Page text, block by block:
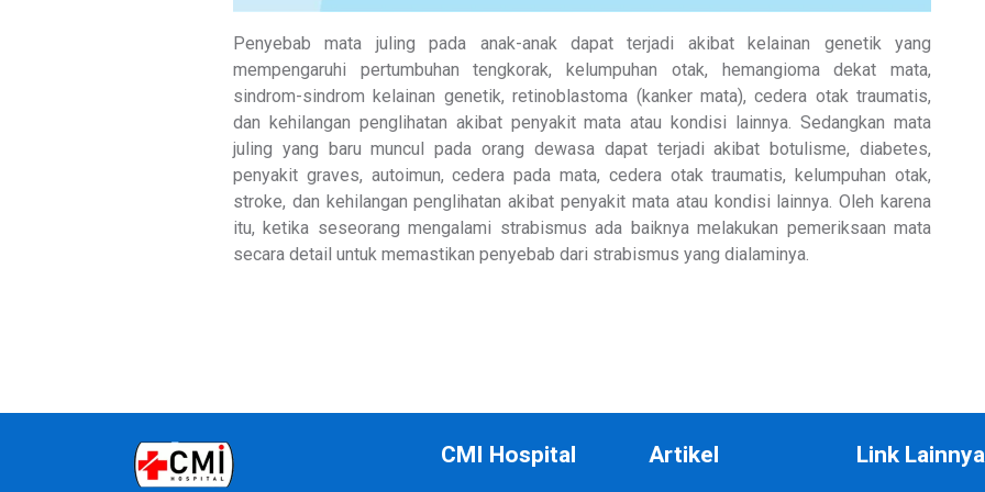
Penyebab mata juling pada anak-anak dapat terjadi akibat kelainan genetik yang
mempengaruhi pertumbuhan tengkorak, kelumpuhan otak, hemangioma dekat mata,
sindrom-sindrom kelainan genetik, retinoblastoma (kanker mata), cedera otak traumatis,
dan kehilangan penglihatan akibat penyakit mata atau kondisi lainnya. Sedangkan mata
juling yang baru muncul pada orang dewasa dapat terjadi akibat botulisme, diabetes,
penyakit graves, autoimun, cedera pada mata, cedera otak traumatis, kelumpuhan otak,
stroke, dan kehilangan penglihatan akibat penyakit mata atau kondisi lainnya. Oleh karena
itu, ketika seseorang mengalami strabismus ada baiknya melakukan pemeriksaan mata
secara detail untuk memastikan penyebab dari strabismus yang dialaminya.
CMI Hospital Artikel Link Lainnya